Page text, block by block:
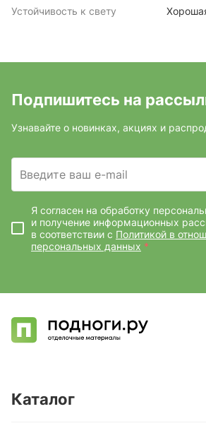
Устойчивость к свету
Подпишитесь на
Узнавайте о новинках, акциях и
Введите ваш e-mail
Я согласен на обработку
и получение информационных
в соответствии с Политикой в
персональных данных *
Каталог